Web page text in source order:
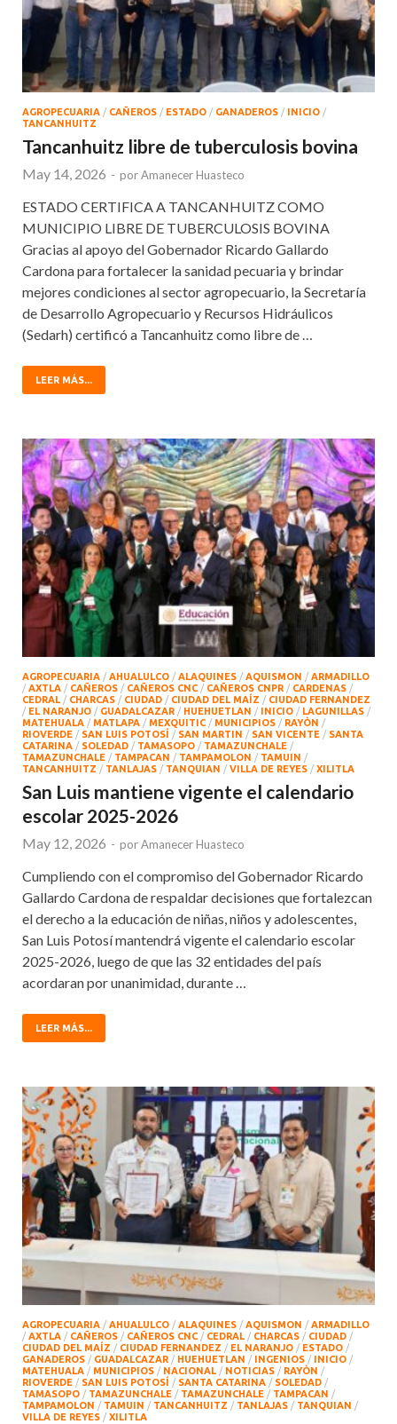
AGROPECUARIA / CAÑEROS / ESTADO / GANADEROS / INICIO /
TANCANHUITZ
Tancanhuitz libre de tuberculosis bovina
May 14, 2026 - porAmanecer Huasteco
ESTADO CERTIFICA A TANCANHUITZ COMO
MUNICIPIO LIBRE DE TUBERCULOSIS BOVINA
Gracias al apoyo del Gobernador Ricardo Gallardo
Cardona para fortalecer la sanidad pecuaria y brindar
mejores condiciones al sector agropecuario, la Secretaría
de Desarrollo Agropecuario y Recursos Hidráulicos
(Sedarh) certificó a Tancanhuitz como libre de …
LEER MÁS...
AGROPECUARIA / AHUALULCO / ALAQUINES / AQUISMON / ARMADILLO
/ AXTLA / CAÑEROS / CAÑEROS CNC / CAÑEROS CNPR / CARDENAS /
CEDRAL / CHARCAS / CIUDAD / CIUDAD DEL MAÍZ / CIUDAD FERNANDEZ
/ EL NARANJO / GUADALCAZAR / HUEHUETLAN / INICIO / LAGUNILLAS /
MATEHUALA / MATLAPA / MEXQUITIC / MUNICIPIOS / RAYÒN /
RIOVERDE / SAN LUIS POTOSÍ / SAN MARTIN / SAN VICENTE / SANTA
CATARINA / SOLEDAD / TAMASOPO / TAMAZUNCHALE /
TAMAZUNCHALE / TAMPACAN / TAMPAMOLON / TAMUIN /
TANCANHUITZ / TANLAJAS / TANQUIAN / VILLA DE REYES / XILITLA
San Luis mantiene vigente el calendario
escolar 2025-2026
May 12, 2026 - porAmanecer Huasteco
Cumpliendo con el compromiso del Gobernador Ricardo
Gallardo Cardona de respaldar decisiones que fortalezcan
el derecho a la educación de niñas, niños y adolescentes,
San Luis Potosí mantendrá vigente el calendario escolar
2025-2026, luego de que las 32 entidades del país
acordaran por unanimidad, durante …
LEER MÁS...
AGROPECUARIA / AHUALULCO / ALAQUINES / AQUISMON / ARMADILLO
/ AXTLA / CAÑEROS / CAÑEROS CNC / CEDRAL / CHARCAS / CIUDAD /
CIUDAD DEL MAÍZ / CIUDAD FERNANDEZ / EL NARANJO / ESTADO /
GANADEROS / GUADALCAZAR / HUEHUETLAN / INGENIOS / INICIO /
MATEHUALA / MUNICIPIOS / NACIONAL / NOTICIAS / RAYÒN /
RIOVERDE / SAN LUIS POTOSÍ / SANTA CATARINA / SOLEDAD /
TAMASOPO / TAMAZUNCHALE / TAMAZUNCHALE / TAMPACAN /
TAMPAMOLON / TAMUIN / TANCANHUITZ / TANLAJAS / TANQUIAN /
VILLA DE REYES / XILITLA